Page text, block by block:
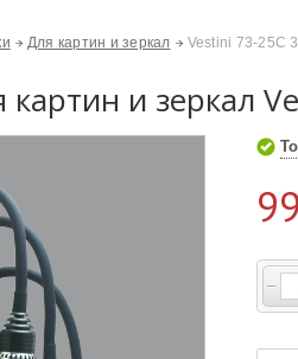
Для картин и зеркал Vestini 73-25C
картин и зеркал